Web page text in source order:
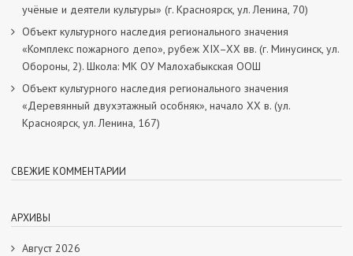
учёные и деятели культуры» (г. Красноярск, ул. Ленина, 70)
Объект культурного наследия регионального значения
«Комплекс пожарного депо», рубеж XIX–XX вв. (г. Минусинск, ул.
Обороны, 2). Школа: МК ОУ Малохабыкская ООШ
Объект культурного наследия регионального значения
«Деревянный двухэтажный особняк», начало ХХ в. (ул.
Красноярск, ул. Ленина, 167)
СВЕЖИЕ КОММЕНТАРИИ
АРХИВЫ
Август 2026